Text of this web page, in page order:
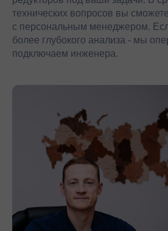
технических вопросов вы
с персональным менеджером.
более глубокого анализа - мы
подключаем инженера.